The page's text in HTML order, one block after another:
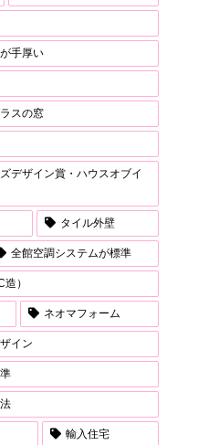
手厚い
スの窓
デザイン賞・ハウスオブイ
タイル外壁
全館空調システムが標準
）
ネオマフォーム
イン
輸入住宅